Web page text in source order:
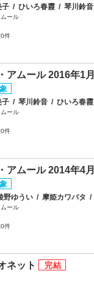
子 / ひいろ春霞 / 琴川鈴音
ール
件
アムール 2016年1
子 / 琴川鈴音 / ひいろ春霞
ール
件
アムール 2014年4
野ゆうい / 摩姫カワバタ /
ール
件
ネット